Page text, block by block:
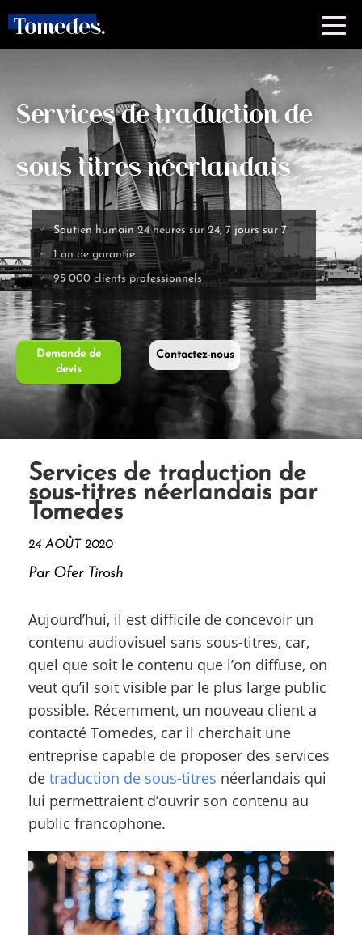
Services de traduction de
sous-titres néerlandais
Soutien humain 24 heures sur 24, 7 jours sur 7
1 an de garantie
95 000 clients professionnels
Demande de
devis
Contactez-nous
Services de traduction de
sous-titres néerlandais par
Tomedes
24 AOÛT 2020
Par Ofer Tirosh
Aujourd’hui, il est difficile de concevoir un
contenu audiovisuel sans sous-titres, car,
quel que soit le contenu que l’on diffuse, on
veut qu’il soit visible par le plus large public
possible. Récemment, un nouveau client a
contacté Tomedes, car il cherchait une
entreprise capable de proposer des services
de traduction de sous-titres néerlandais qui
lui permettraient d’ouvrir son contenu au
public francophone.